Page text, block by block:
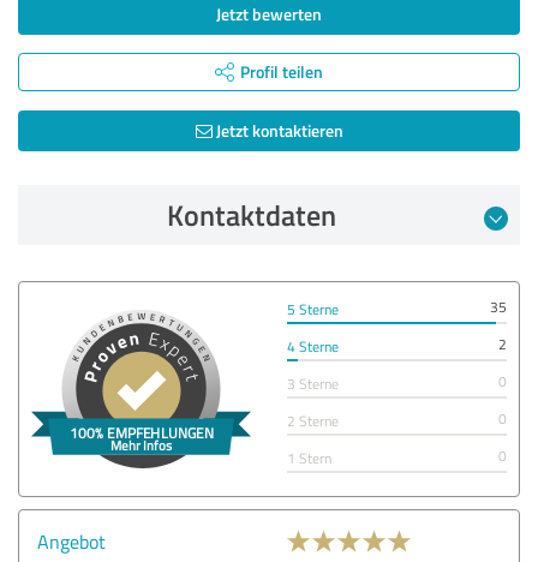
Jetzt bewerten
Profil teilen
Jetzt kontaktieren
Kontaktdaten
5 Sterne
35
4 Sterne
2
3 Sterne
0
2 Sterne
0
1 Stern
0
Angebot